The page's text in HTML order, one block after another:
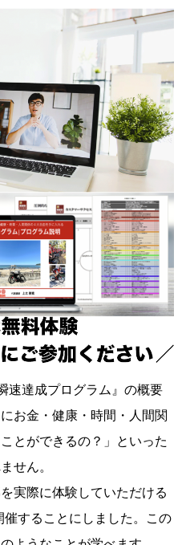
速達成プログラム』の概要
お金・健康・時間・人間関
とができるの？」といった
せん。
実際に体験していただける
することにしました。この